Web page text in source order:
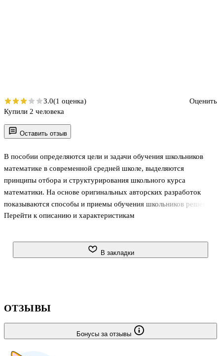
Оставить отзыв
В пособии определяются цели и задачи обучения школьников
математике в современной средней школе, выделяются
принципы отбора и структурирования школьного курса
математики. На основе оригинальных авторских разработок
показываются способы и приемы обучения школьников решению
математических задач, выясняются вопросы воспитания и
школьников. Пособие адресуется учителям, методистам,
Перейти к описанию и характеристикам
3.0(1 оценка)
Оценить
Купили 2 человека
В закладки
ОТЗЫВЫ
Бонусы за отзывы